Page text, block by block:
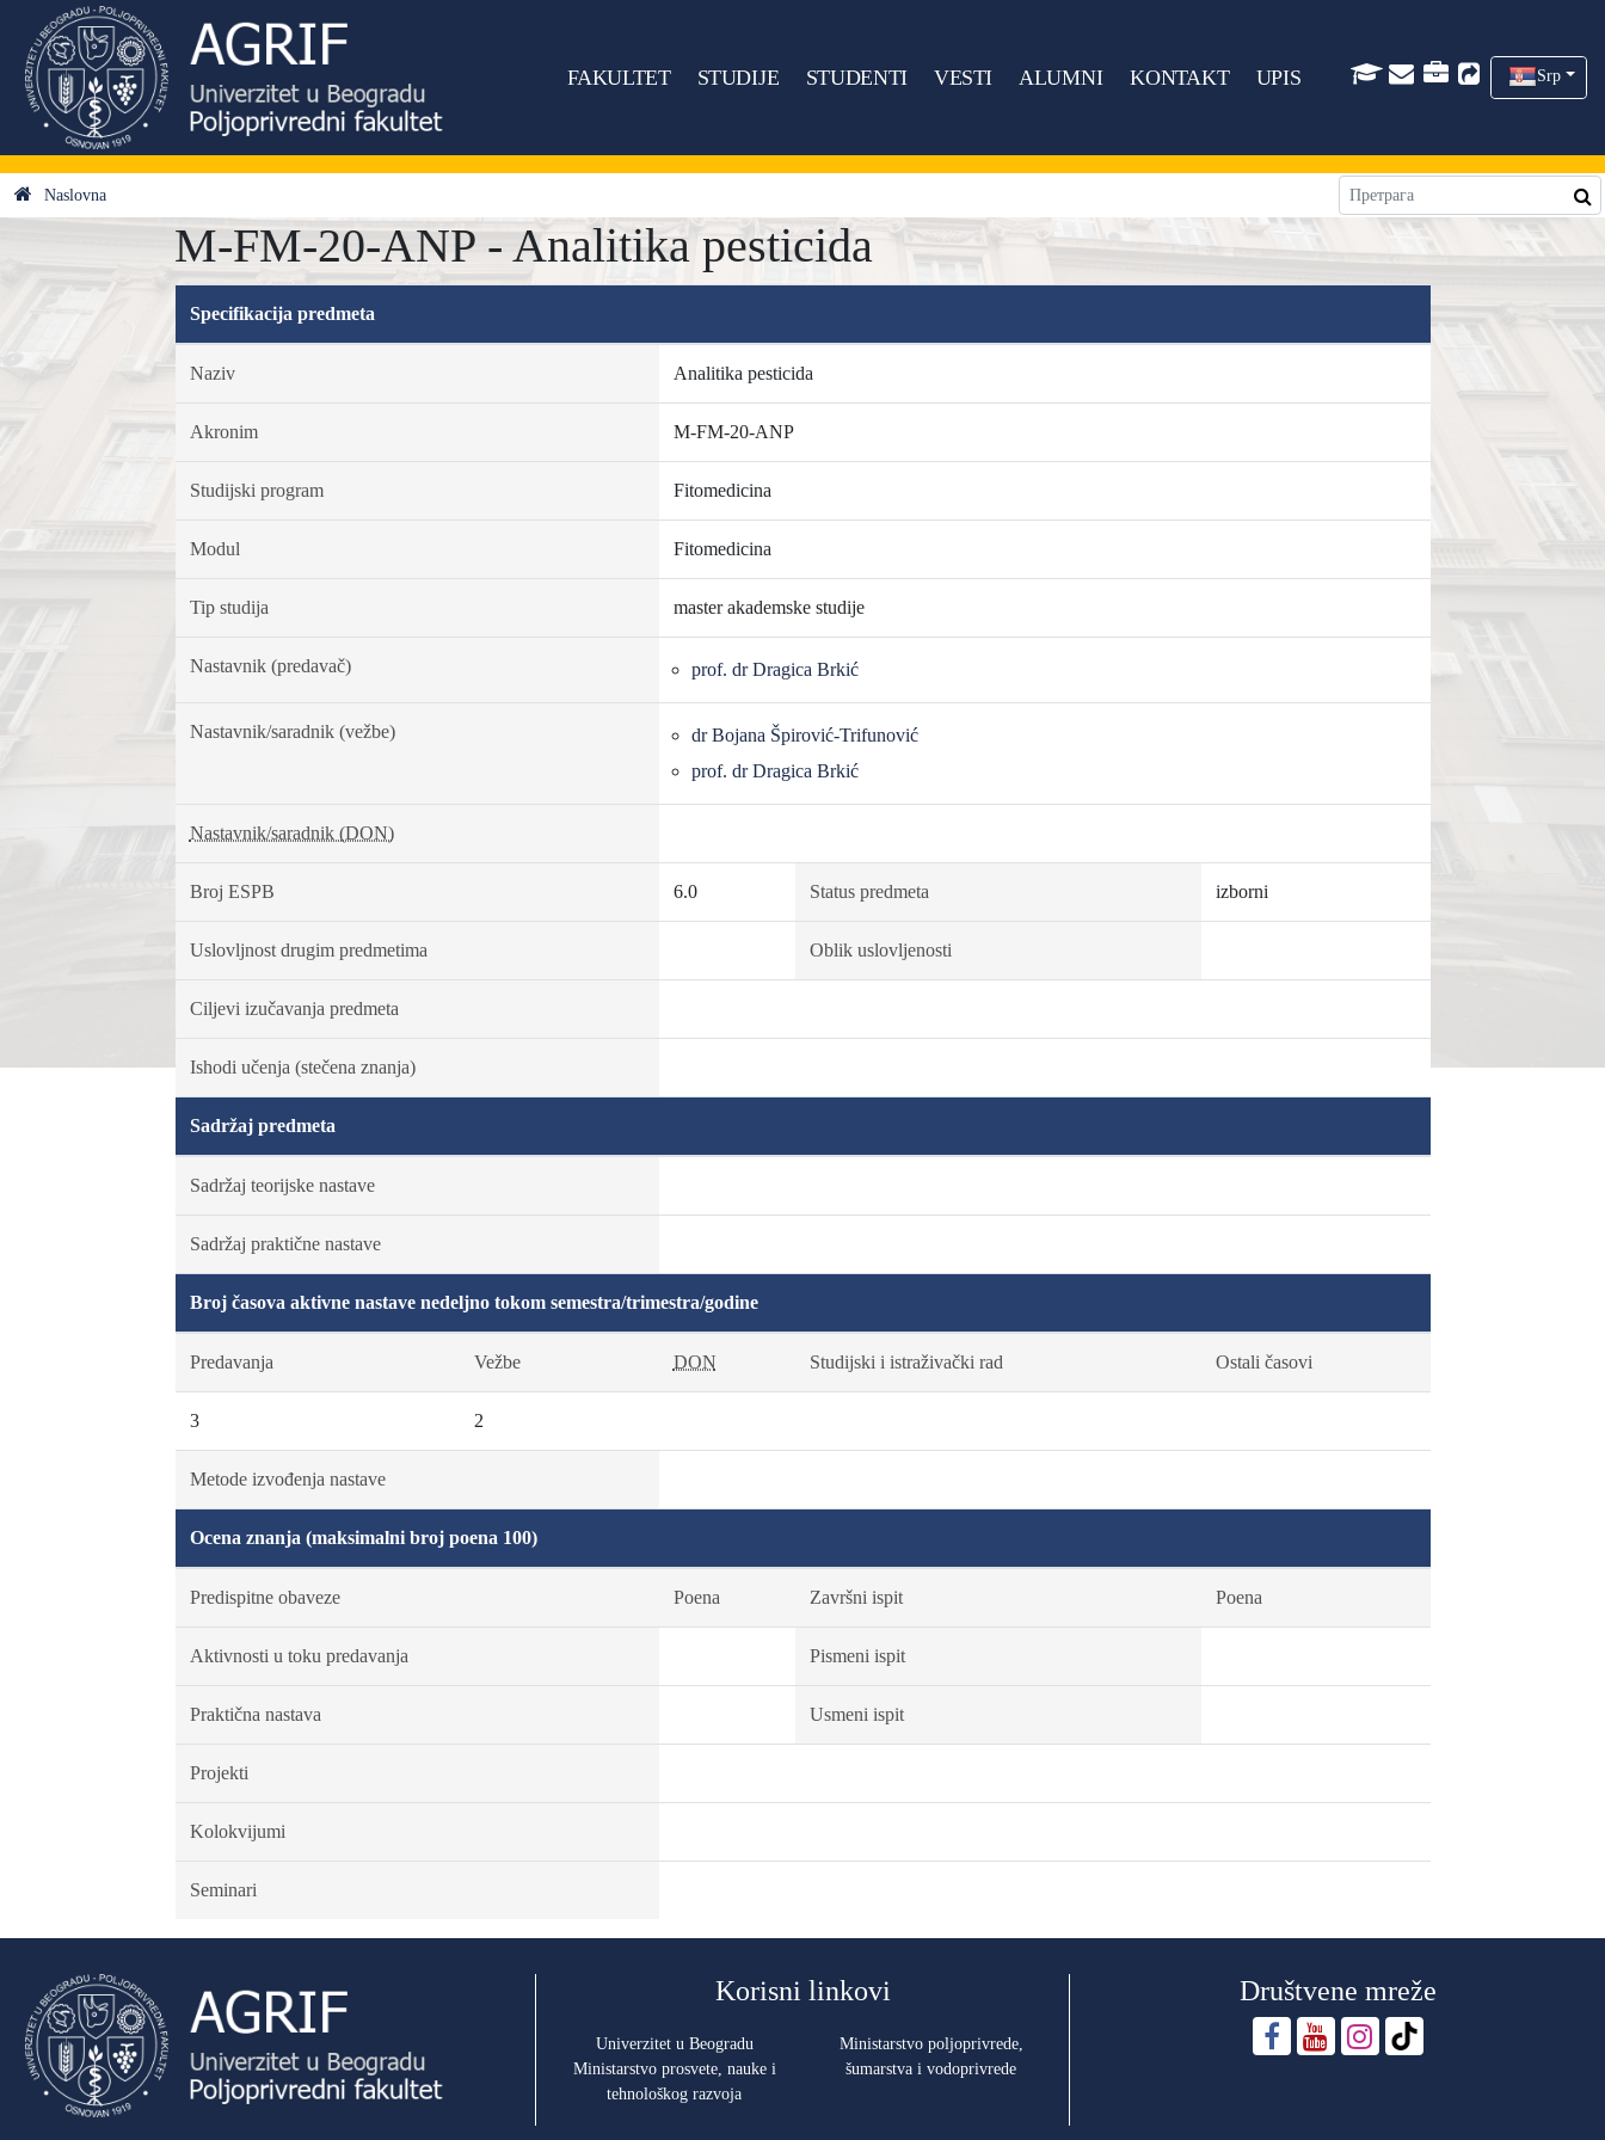
FAKULTET STUDIJE STUDENTI VESTI ALUMNI KONTAKT UPIS Srp
Naslovna
M-FM-20-ANP - Analitika pesticida
Specifikacija predmeta
Naziv Analitika pesticida
Akronim M-FM-20-ANP
Studijski program Fitomedicina
Modul Fitomedicina
Tip studija master akademske studije
Nastavnik (predavač) prof. dr Dragica Brkić
Nastavnik/saradnik (vežbe)
dr Bojana Špirović-Trifunović
prof. dr Dragica Brkić
Nastavnik/saradnik (DON)
Broj ESPB 6.0 Status predmeta izborni
Uslovljnost drugim predmetima Oblik uslovljenosti
Ciljevi izučavanja predmeta
Ishodi učenja (stečena znanja)
Sadržaj predmeta
Sadržaj teorijske nastave
Sadržaj praktične nastave
Broj časova aktivne nastave nedeljno tokom semestra/trimestra/godine
Predavanja Vežbe DON Studijski i istraživački rad Ostali časovi
3 2
Metode izvođenja nastave
Ocena znanja (maksimalni broj poena 100)
Predispitne obaveze Poena Završni ispit Poena
Aktivnosti u toku predavanja Pismeni ispit
Praktična nastava Usmeni ispit
Projekti
Kolokvijumi
Seminari
Korisni linkovi
Univerzitet u Beogradu
Ministarstvo prosvete, nauke i
tehnološkog razvoja
Ministarstvo poljoprivrede,
šumarstva i vodoprivrede
Društvene mreže